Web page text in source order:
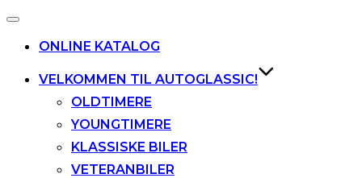
Slå
til/fra ONLINE KATALOG
VELKOMMEN TIL AUTOGLASSIC!
OLDTIMERE
YOUNGTIMERE
KLASSISKE BILER
VETERANBILER